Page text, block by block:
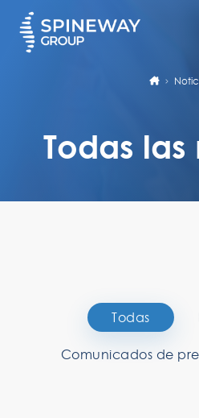
Todas
Todas
Comunicados de